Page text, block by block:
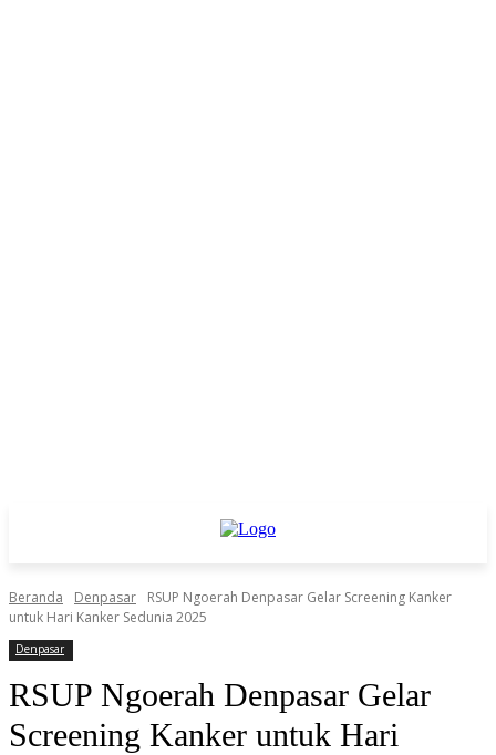
Beranda Denpasar
RSUP Ngoerah Denpasar Gelar Screening Kanker
untuk Hari Kanker Sedunia 2025
Denpasar
RSUP Ngoerah Denpasar Gelar
Screening Kanker untuk Hari